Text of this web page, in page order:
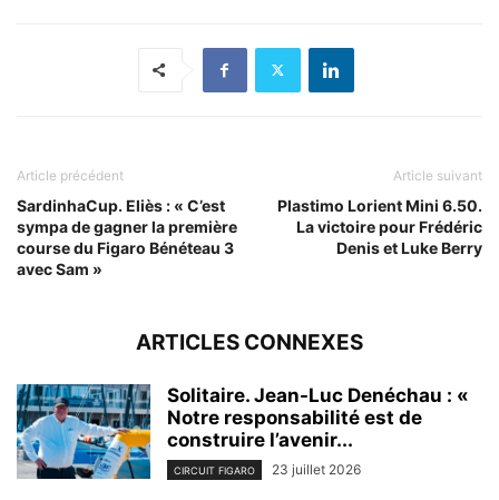
Article précédent
SardinhaCup. Eliès : « C’est
sympa de gagner la première
course du Figaro Bénéteau 3
avec Sam »
Article suivant
Plastimo Lorient Mini 6.50.
La victoire pour Frédéric
Denis et Luke Berry
ARTICLES CONNEXES
Solitaire. Jean-Luc Denéchau : «
Notre responsabilité est de
construire l’avenir...
CIRCUIT FIGARO 23 juillet 2026